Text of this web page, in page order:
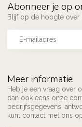
Meer informatie
Heb je een vraag over
dan ook eens onze
bedrijfsgegevens,
kunt contact met ons
Abonneer je op
Blijf op de hoogte